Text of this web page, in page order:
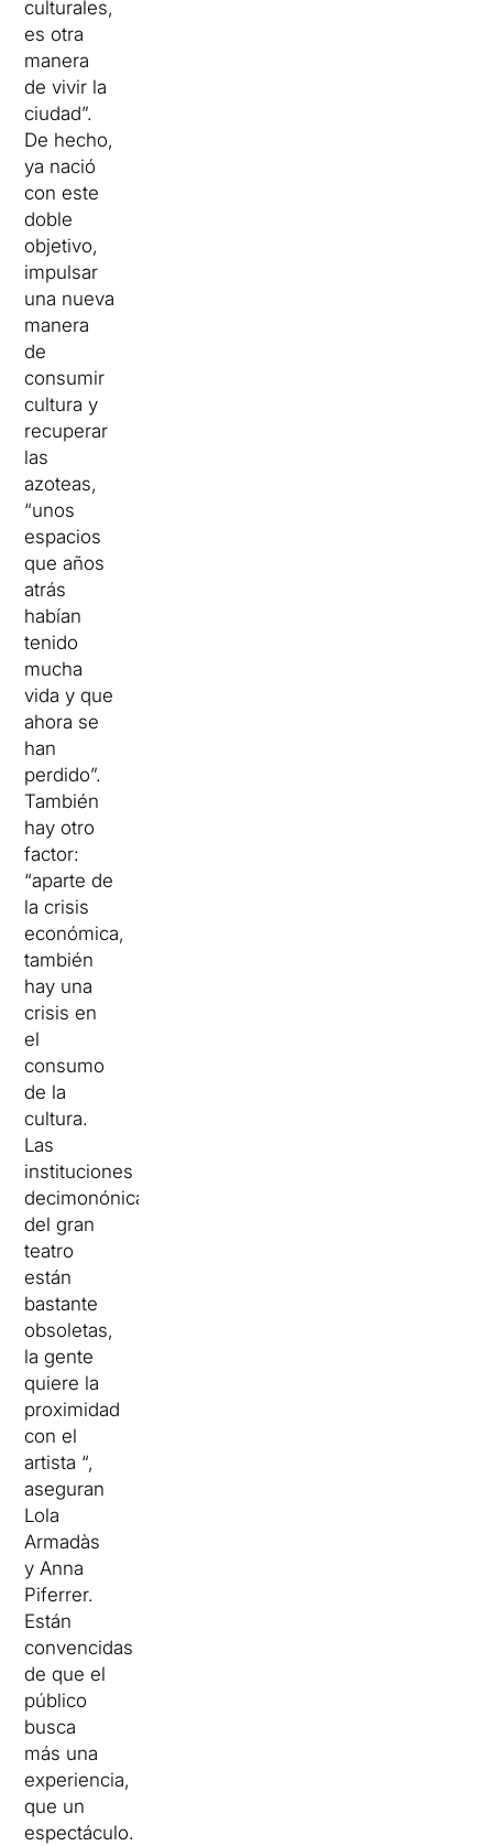
culturales,
es otra
manera
de vivir la
ciudad”.
De hecho,
ya nació
con este
doble
objetivo,
impulsar
una nueva
manera
de
consumir
cultura y
recuperar
las
azoteas,
“unos
espacios
que años
atrás
habían
tenido
mucha
vida y que
ahora se
han
perdido”.
También
hay otro
factor:
“aparte de
la crisis
económica,
también
hay una
crisis en
el
consumo
de la
cultura.
Las
instituciones
decimonónicas
del gran
teatro
están
bastante
obsoletas,
la gente
quiere la
proximidad
con el
artista “,
aseguran
Lola
Armadàs
y Anna
Piferrer.
Están
convencidas
de que el
público
busca
más una
experiencia,
que un
espectáculo.